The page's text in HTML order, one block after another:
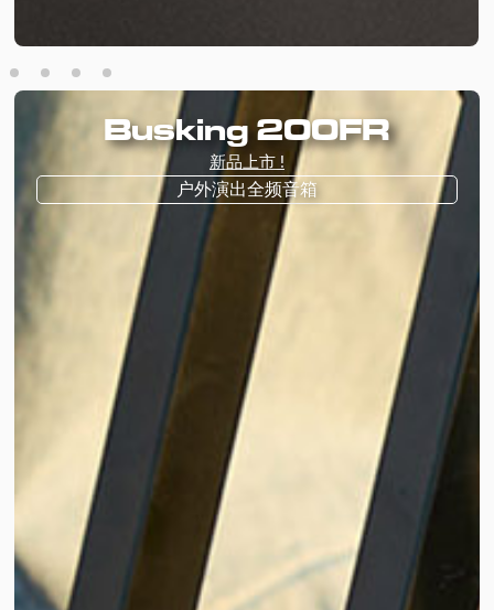
Busking 200FR
新品上市 !
户外演出全频音箱